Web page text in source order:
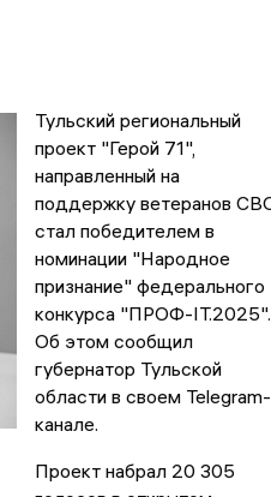
Тульский региональный
проект "Герой 71",
направленный на
поддержку ветеранов
стал победителем в
номинации "Народное
признание" федерального
конкурса "ПРОФ-IT.2025".
Об этом сообщил
губернатор Тульской
области в своем Telegram-
канале.
Проект набрал 20 305